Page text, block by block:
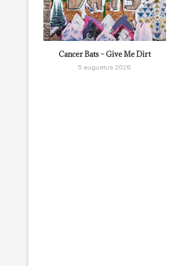
Cancer Bats – Give Me Dirt
5 augustus 2026